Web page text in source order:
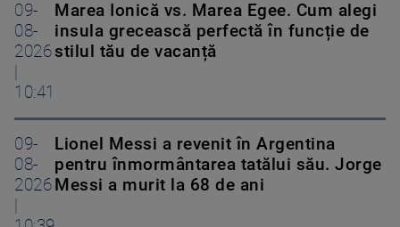
09-
08-
2026
10:41
Marea Ionică vs. Marea Egee. Cum alegi
insula grecească perfectă în funcție de
stilul tău de vacanță
09-
08-
2026
Lionel Messi a revenit în Argentina
pentru înmormântarea tatălui său. Jorge
Messi a murit la 68 de ani